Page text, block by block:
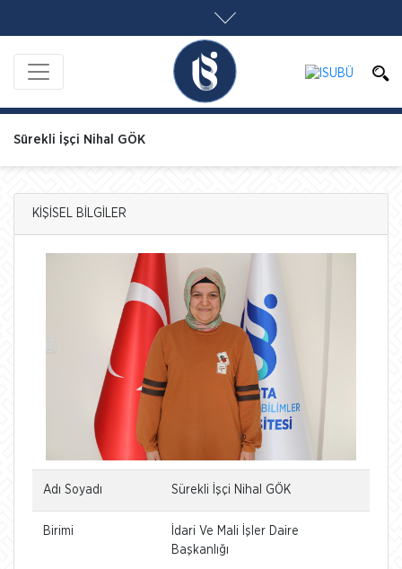
Sürekli İşçi Nihal GÖK
KİŞİSEL BİLGİLER
Adı Soyadı Sürekli İşçi Nihal GÖK
Birimi
İdari Ve Mali İşler Daire
Başkanlığı